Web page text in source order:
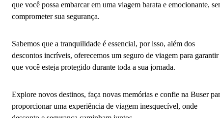
que você possa embarcar em uma viagem barata e emocionante,
comprometer sua segurança.
Sabemos que a tranquilidade é essencial, por isso, além dos
descontos incríveis, oferecemos um seguro de viagem para garantir
que você esteja protegido durante toda a sua jornada.
Explore novos destinos, faça novas memórias e confie na Buser
proporcionar uma experiência de viagem inesquecível, onde